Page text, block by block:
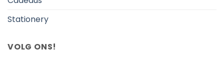
Stationery
VOLG ONS!